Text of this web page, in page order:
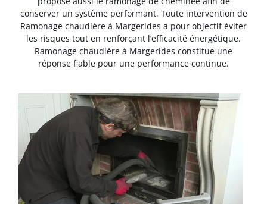
conserver un système performant. Toute intervention de
Ramonage chaudière à Margerides a pour objectif éviter
les risques tout en renforçant l’efficacité énergétique.
Ramonage chaudière à Margerides constitue une
réponse fiable pour une performance continue.